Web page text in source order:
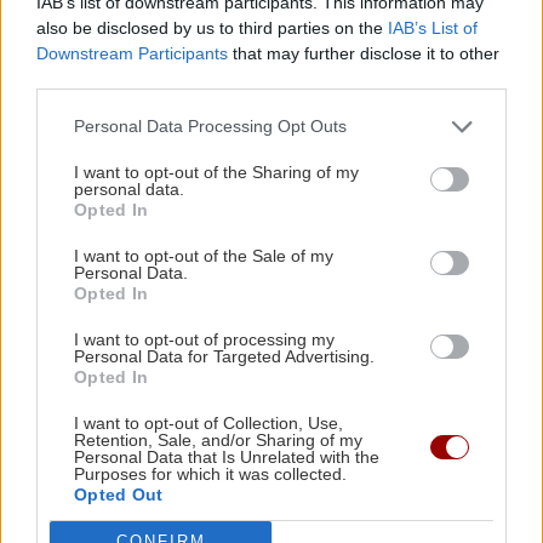
also be disclosed by us to third parties on the IAB’s List of
Downstream Participants that may further disclose it to other
Personal Data Processing Opt Outs
I want to opt-out of the Sharing of my
personal data.
Opted In
I want to opt-out of the Sale of my
Personal Data.
Opted In
I want to opt-out of processing my
Personal Data for Targeted Advertising.
Opted In
I want to opt-out of Collection, Use,
Retention, Sale, and/or Sharing of my
Personal Data that Is Unrelated with the
Purposes for which it was collected.
Opted Out
φέρεται να ζήτησε «τιμή» για ανήλικη
ΚΡΗΤΗ
Ηράκλειο: Συνεχίζονται οι ασφαλτοστρώσεις
σε Ικάρου και Νάθενα – Σε εξέλιξη τα έργα
στα Καμίνια
19:43
ΟΙΚΟΝΟΜΙΑ
ΟΟΣΑ: Πρωταθλήτρια στην απώλεια
εισοδήματος η Ελλάδα
ΚΡΗΤΗ
Ανακοινώθηκαν οι τιμές των σταφυλιών από
την Ένωση Ηρακλείου – Πρεμιέρα στις 21
Αυγούστου
ΠΕΡΙΣΣΟΤΕΡΑ